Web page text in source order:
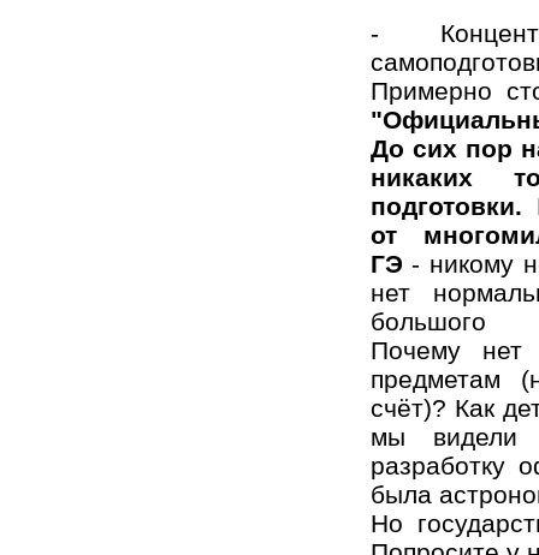
-
Примерно
До сих пор
никаких
подготовки.
от
ГЭ - никому
нет
большого
Почему
предметам
счёт)? Как
мы видели
разработку
была
Но